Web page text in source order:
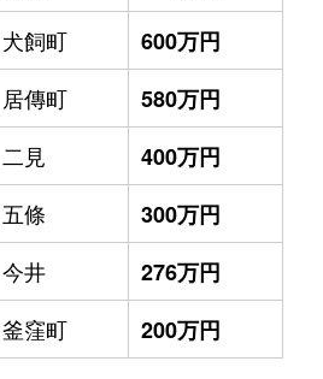
犬飼町
600万円
居傳町
580万円
二見
400万円
五條
300万円
今井
276万円
釜窪町 200万円